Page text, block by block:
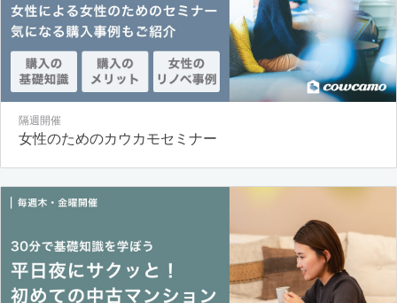
隔週開催
女性のためのカウカモセミナー